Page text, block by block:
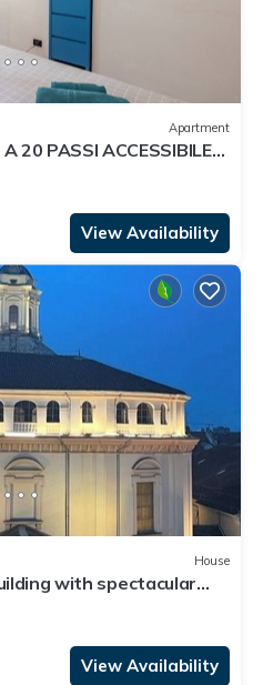
Apartment
20 PASSI ACCESSIBILE
View Availability
House
with spectacular
View Availability